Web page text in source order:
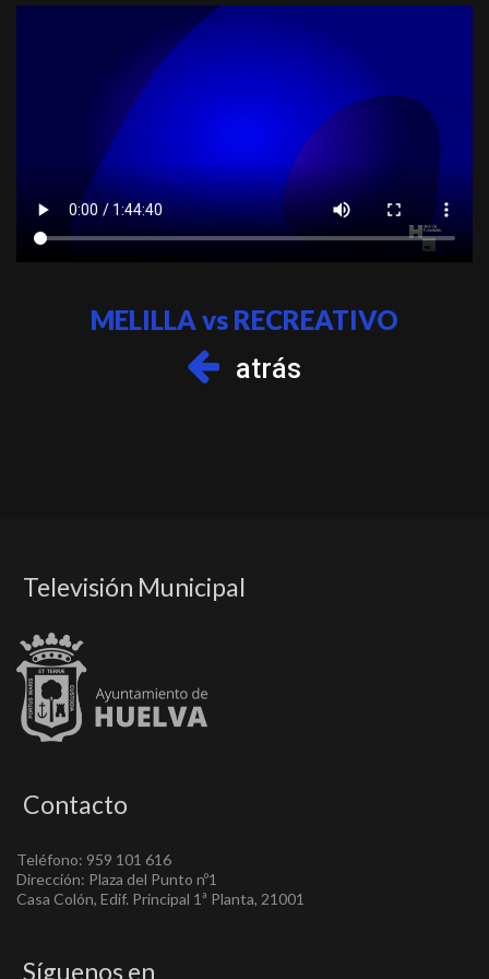
MELILLA vs RECREATIVO
atrás
Televisión Municipal
Contacto
Teléfono: 959 101 616
Dirección: Plaza del Punto nº1
Casa Colón, Edif. Principal 1ª Planta, 21001
Síguenos en